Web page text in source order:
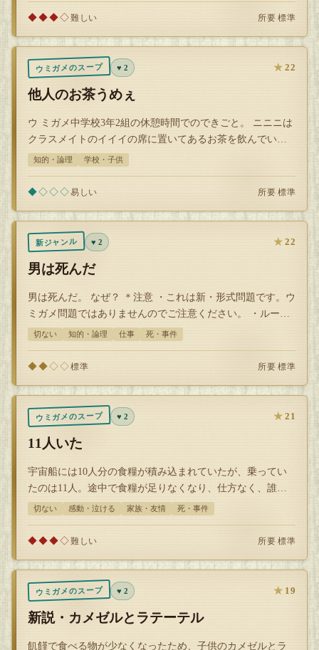
◆◆◆◇難しい 所要 標準
ウミガメのスープ ♥ 2 ★ 22
他人のお茶うめぇ
ウ ミガメ中学校3年2組の休憩時間でのできごと。 ニニニは
クラスメイトのイイイの席に置いてあるお茶を飲んでい
る。 周りの生徒はそれを見ても何…
知的・論理 学校・子供
◆◇◇◇易しい 所要 標準
新ジャンル ♥ 2 ★ 22
男は死んだ
男は死んだ。 なぜ？ ＊注意 ・これは新・形式問題です。ウ
ミガメ問題ではありませんのでご注意ください。 ・ルール
を見抜き、答えを導き出すこと…
切ない 知的・論理 仕事 死・事件
◆◆◇◇標準 所要 標準
ウミガメのスープ ♥ 2 ★ 21
11人いた
宇宙船には10人分の食糧が積み込まれていたが、乗ってい
たのは11人。途中で食糧が足りなくなり、仕方なく、誰が
死ぬかを決めるためにくじを引くこ…
切ない 感動・泣ける 家族・友情 死・事件
◆◆◆◇難しい 所要 標準
ウミガメのスープ ♥ 2 ★ 19
新説・カメゼルとラテーテル
飢饉で食べる物が少なくなったため、子供のカメゼルとラ